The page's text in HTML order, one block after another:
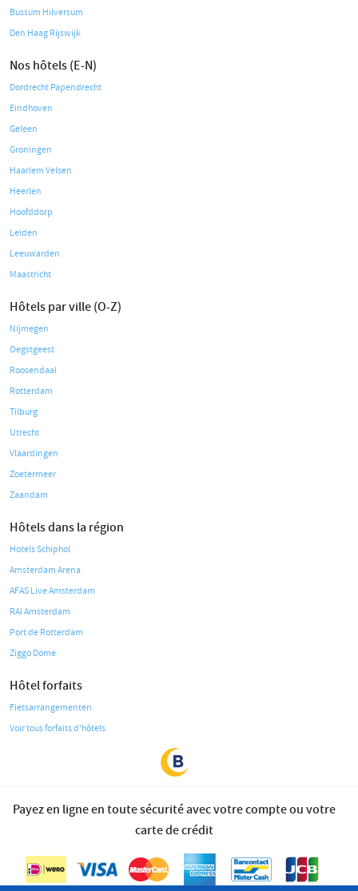
Bussum Hilversum
Den Haag Rijswijk
Nos hôtels (E-N)
Dordrecht Papendrecht
Eindhoven
Geleen
Groningen
Haarlem Velsen
Heerlen
Hoofddorp
Leiden
Leeuwarden
Maastricht
Hôtels par ville (O-Z)
Nijmegen
Oegstgeest
Roosendaal
Rotterdam
Tilburg
Utrecht
Vlaardingen
Zoetermeer
Zaandam
Hôtels dans la région
Hotels Schiphol
Amsterdam Arena
AFAS Live Amsterdam
RAI Amsterdam
Port de Rotterdam
Ziggo Dome
Hôtel forfaits
Fietsarrangementen
Voir tous forfaits d'hôtels
Payez en ligne en toute sécurité avec votre compte ou votre
carte de crédit